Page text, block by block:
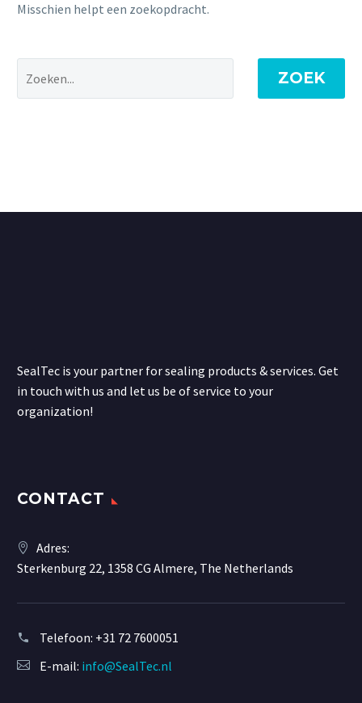
Misschien helpt een zoekopdracht.
ZOEK
SealTec is your partner for sealing products & services. Get
in touch with us and let us be of service to your
organization!
CONTACT
Adres:
Sterkenburg 22, 1358 CG Almere, The Netherlands
Telefoon: +31 72 7600051
E-mail: info@SealTec.nl